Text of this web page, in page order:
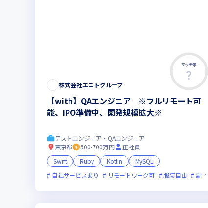
マッチ率
株式会社エニトグループ
【with】QAエンジニア ※フルリモート可
能、IPO準備中、開発規模拡大※
テストエンジニア・QAエンジニア
東京都
500-700万円
正社員
Swift
Ruby Kotlin
MySQL
自社サービスあり
リモートワーク可 服装自由 副業可